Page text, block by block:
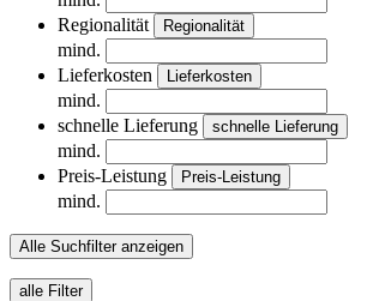
Regionalität
Regionalität
mind.
Lieferkosten
Lieferkosten
mind.
schnelle Lieferung
schnelle Lieferung
mind.
Preis-Leistung
Preis-Leistung
mind.
Alle Suchfilter anzeigen
alle Filter